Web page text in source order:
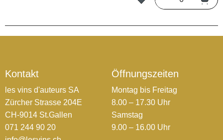
Kontakt
les vins d'auteurs SA
Zürcher Strasse 204E
CH-9014 St.Gallen
071 244 90 20
Öffnungszeiten
Montag bis Freitag
8.00 – 17.30 Uhr
Samstag
9.00 – 16.00 Uhr